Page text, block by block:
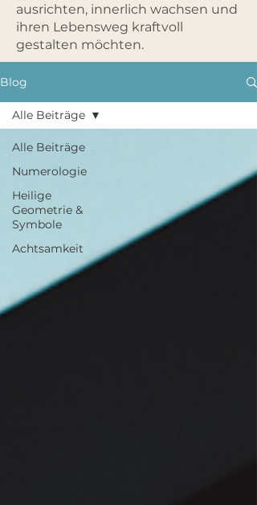
ausrichten, innerlich wachsen und
ihren Lebensweg kraftvoll
gestalten möchten.
Blog
Alle Beiträge
Numerologie
Heilige
Geometrie &
Symbole
Achtsamkeit
Alle Beiträge